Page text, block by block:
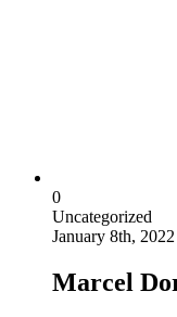
0
Uncategorized
January 8th, 2022
Marcel